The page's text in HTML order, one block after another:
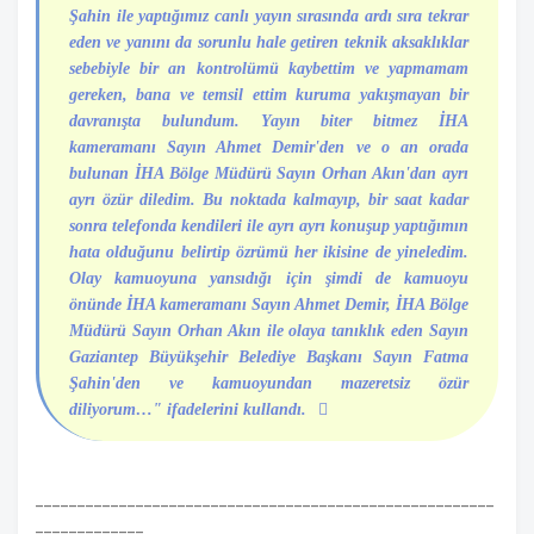
Şahin ile yaptığımız canlı yayın sırasında ardı sıra tekrar
eden ve yanını da sorunlu hale getiren teknik aksaklıklar
sebebiyle bir an kontrolümü kaybettim ve yapmamam
gereken, bana ve temsil ettim kuruma yakışmayan bir
davranışta bulundum. Yayın biter bitmez İHA
kameramanı Sayın Ahmet Demir'den ve o an orada
bulunan İHA Bölge Müdürü Sayın Orhan Akın'dan ayrı
ayrı özür diledim. Bu noktada kalmayıp, bir saat kadar
sonra telefonda kendileri ile ayrı ayrı konuşup yaptığımın
hata olduğunu belirtip özrümü her ikisine de yineledim.
Olay kamuoyuna yansıdığı için şimdi de kamuoyu
önünde İHA kameramanı Sayın Ahmet Demir, İHA Bölge
Müdürü Sayın Orhan Akın ile olaya tanıklık eden Sayın
Gaziantep Büyükşehir Belediye Başkanı Sayın Fatma
Şahin'den ve kamuoyundan mazeretsiz özür
diliyorum…" ifadelerini kullandı.
-------------------------------------------------------